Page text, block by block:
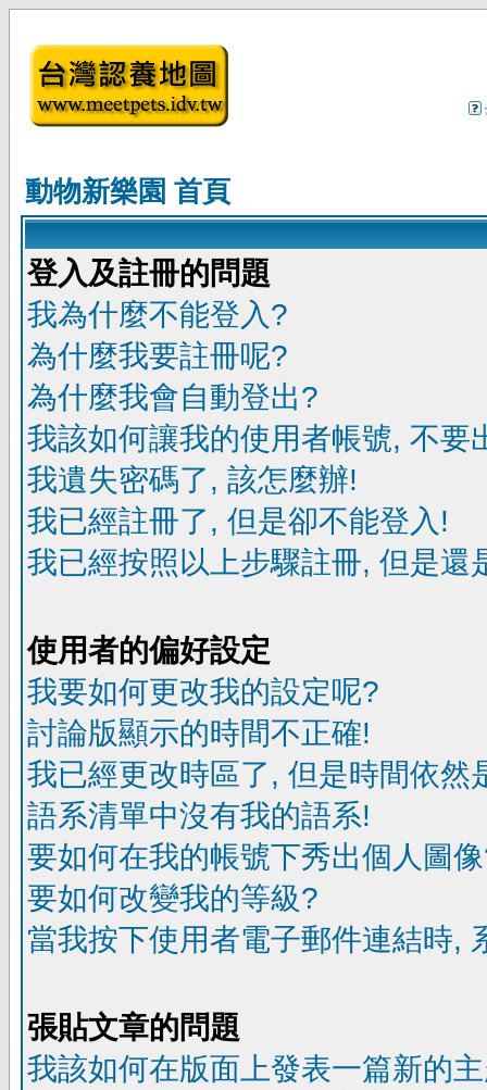
動物新樂園 首頁
登入及註冊的問題
我為什麼不能登入?
為什麼我要註冊呢?
為什麼我會自動登出?
我該如何讓我的使用者帳號, 不要
我遺失密碼了, 該怎麼辦!
我已經註冊了, 但是卻不能登入!
我已經按照以上步驟註冊, 但是還
使用者的偏好設定
我要如何更改我的設定呢?
討論版顯示的時間不正確!
我已經更改時區了, 但是時間依然
語系清單中沒有我的語系!
要如何在我的帳號下秀出個人圖
要如何改變我的等級?
當我按下使用者電子郵件連結時,
張貼文章的問題
我該如何在版面上發表一篇新的